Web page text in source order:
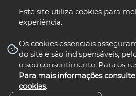
Este site utiliza cookies para
experiência.
Os cookies essenciais
do site e são indispensáveis,
o seu consentimento. Para os
Para mais informações
cookies.
nos